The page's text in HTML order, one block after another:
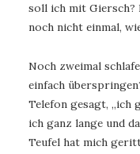
soll ich mit Giersch?
noch nicht einmal,
Noch zweimal
einfach
Telefon gesagt, „ich
ich ganz lange und
Teufel hat mich